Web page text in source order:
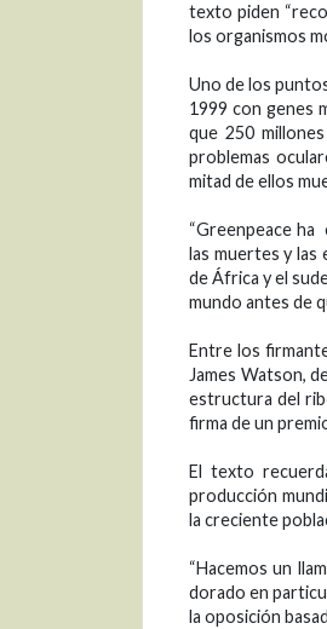
texto piden
los organismos
Uno de los
1999 con genes
que 250
problemas
mitad de ellos
“Greenpeace
las muertes y las
de África y el
mundo antes de
Entre los
James Watson,
estructura del
firma de un
El texto
producción
la creciente
“Hacemos un
dorado en
la oposición